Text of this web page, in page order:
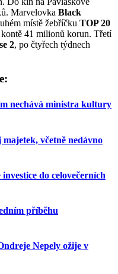
Marvelovka Black
místě žebříčku TOP 20
41 milionů korun. Třetí
2, po čtyřech týdnech
nechává ministra kultury
včetně nedávno
do celovečerních
příběhu
Nepely ožije v